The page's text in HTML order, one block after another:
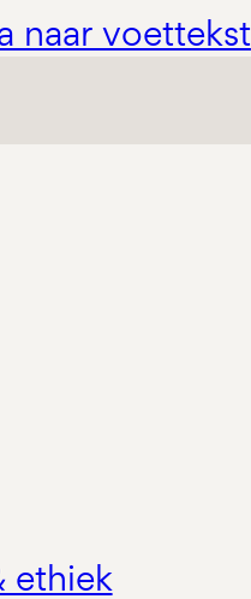
naar voettekst
ethiek